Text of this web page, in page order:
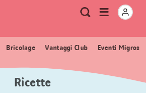
Metanavigazione
Ricerca
Apri
menu
Bricolage Vantaggi Club Eventi Migros
Ricette